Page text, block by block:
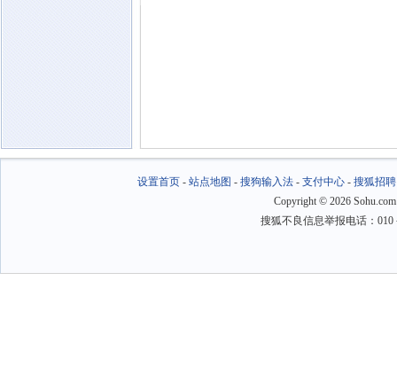
设置首页- 站点地图 - 搜狗输入法- 支付中心- 搜狐招聘
Copyright © 2026
搜狐不良信息举报电话：010